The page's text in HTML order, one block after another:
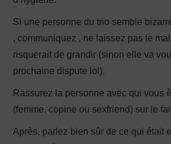
Si une personne du trio semble
, communiquez , ne laissez pas le
risquerait de grandir (sinon elle va
prochaine dispute lol).
Rassurez la personne avec qui vous
(femme, copine ou sexfriend) sur le
Après, parlez bien sûr de ce qui était